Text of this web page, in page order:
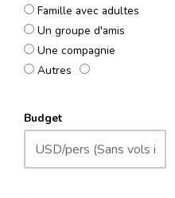
Famille avec adultes
Un groupe d'amis
Une compagnie
Autres
Budget